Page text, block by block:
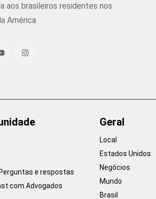
aos brasileiros residentes nos
América
e respostas
com Advogados
Geral
Local
Estados Unidos
Negócios
Mundo
Brasil